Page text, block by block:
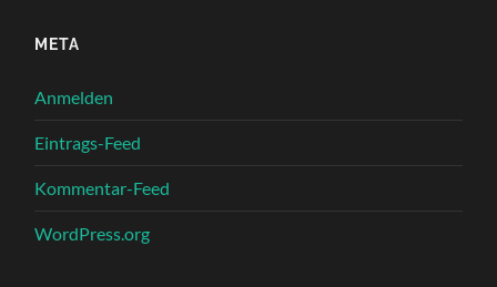
META
Anmelden
Eintrags-Feed
Kommentar-Feed
WordPress.org